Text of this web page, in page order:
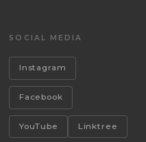
SOCIAL MEDIA
Instagram
Facebook
YouTube Linktree